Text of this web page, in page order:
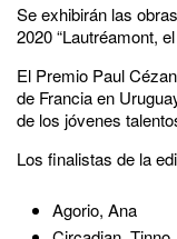
Se exhibirán las
2020 “Lautréamont,
El Premio Paul
de Francia en
de los jóvenes
Los finalistas de la
Agorio, Ana